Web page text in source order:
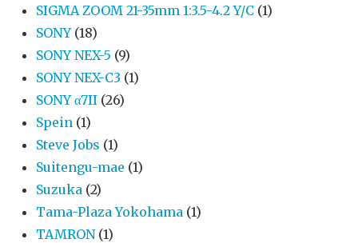
SIGMA ZOOM 21-35mm 1:3.5-4.2 Y/C (1)
SONY (18)
SONY NEX-5 (9)
SONY NEX-C3 (1)
SONY α7II (26)
Spein (1)
Steve Jobs (1)
Suitengu-mae (1)
Suzuka (2)
Tama-Plaza Yokohama (1)
TAMRON (1)